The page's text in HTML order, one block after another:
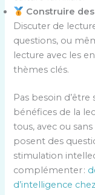
Construire
Discuter de
questions, ou
lecture avec les
thèmes clés.
Pas besoin
bénéfices de la
tous, avec ou
posent des
stimulation
complémenter :
d’intelligence